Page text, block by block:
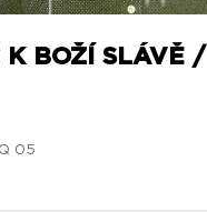
K BOŽÍ SLÁVĚ /
05